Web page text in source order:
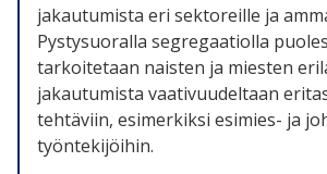
jakautumista eri sektoreille ja
Pystysuoralla segregaatiolla
tarkoitetaan naisten ja miesten
jakautumista vaativuudeltaan
tehtäviin, esimerkiksi esimies- ja
työntekijöihin.